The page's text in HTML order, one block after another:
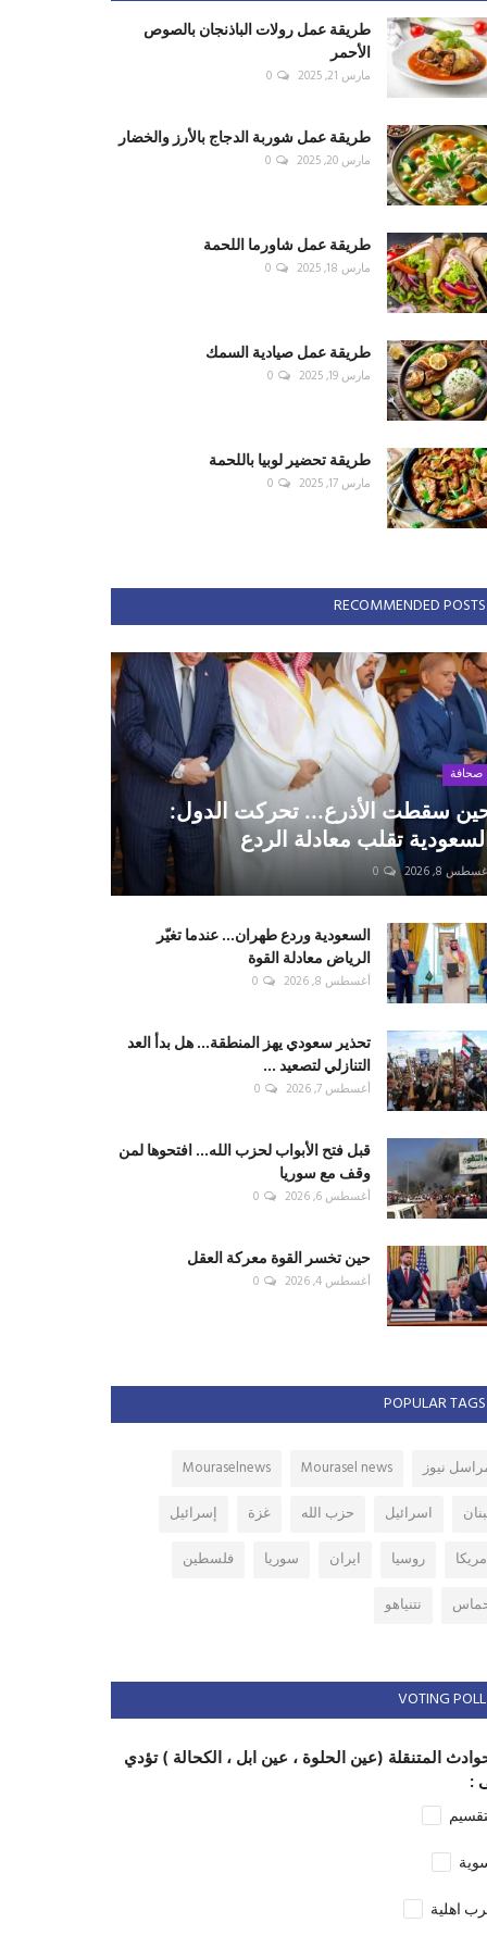
طريقة عمل رولات الباذنجان بالصوص
الأحمر
مارس 21, 2025 0
طريقة عمل شوربة الدجاج بالأرز والخضار
مارس 20, 2025 0
طريقة عمل شاورما اللحمة
مارس 18, 2025 0
طريقة عمل صيادية السمك
مارس 19, 2025 0
طريقة تحضير لوبيا باللحمة
مارس 17, 2025 0
RECOMMENDED POSTS
صحافة
سقطت الأذرع... تحركت الدول:
السعودية تقلب معادلة الردع
8, 2026
0
السعودية وردع طهران... عندما تغيّر
الرياض معادلة القوة
أغسطس 8, 2026 0
تحذير سعودي يهز المنطقة... هل بدأ العد
التنازلي لتصعيد ...
أغسطس 7, 2026 0
قبل فتح الأبواب لحزب الله... افتحوها لمن
وقف مع سوريا
أغسطس 6, 2026 0
حين تخسر القوة معركة العقل
أغسطس 4, 2026 0
POPULAR TAGS
نيوز Mourasel news
Mouraselnews
اسرائيل حزب الله غزة
إسرائيل
روسيا ايران سوريا
فلسطين
نتنياهو
VOTING POLL
المتنقلة (عين الحلوة ، عين ابل ، الكحالة ) تؤدي
:
اهلية